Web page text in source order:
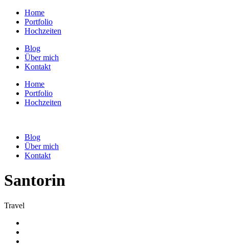
Home
Portfolio
Hochzeiten
Blog
Über mich
Kontakt
Home
Portfolio
Hochzeiten
Blog
Über mich
Kontakt
Santorin
Travel